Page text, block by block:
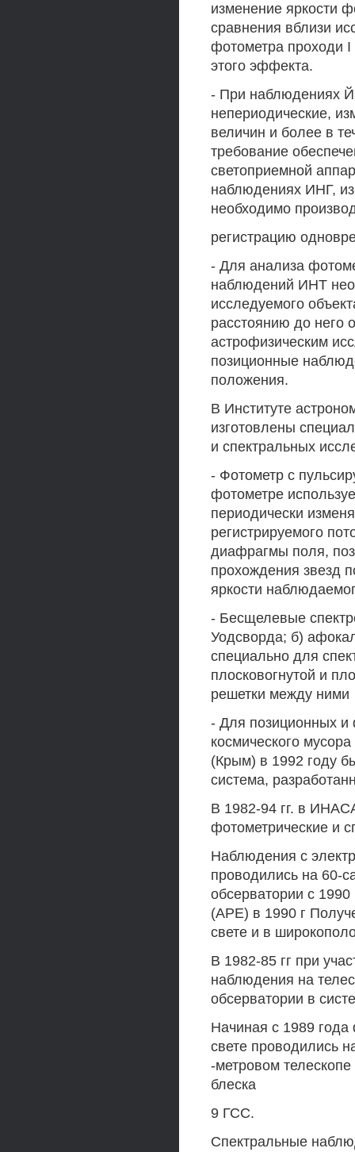
изменение яркости
сравнения вблизи
фотометра проходи
этого эффекта.
- При наблюдениях
непериодические,
величин и более в
требование
светоприемной
наблюдениях ИНГ,
необходимо
регистрацию
- Для анализа
наблюдений ИНТ
исследуемого
расстоянию до него
астрофизическим
позиционные
положения.
В Институте
изготовлены
и спектральных
- Фотометр с
фотометре
периодически
регистрируемого
диафрагмы поля,
прохождения звезд
яркости
- Бесщелевые
Уодсворда; б)
специально для
плосковогнутой и
решетки между ними
- Для позиционных и
космического
(Крым) в 1992 году
система,
В 1982-94 гг. в
фотометрические и
Наблюдения с
проводились на 60-
обсерватории с
(АРЕ) в 1990 г
свете и в
В 1982-85 гг при
наблюдения на
обсерватории в
Начиная с 1989
свете проводились
-метровом
блеска
9 ГСС.
Спектральные